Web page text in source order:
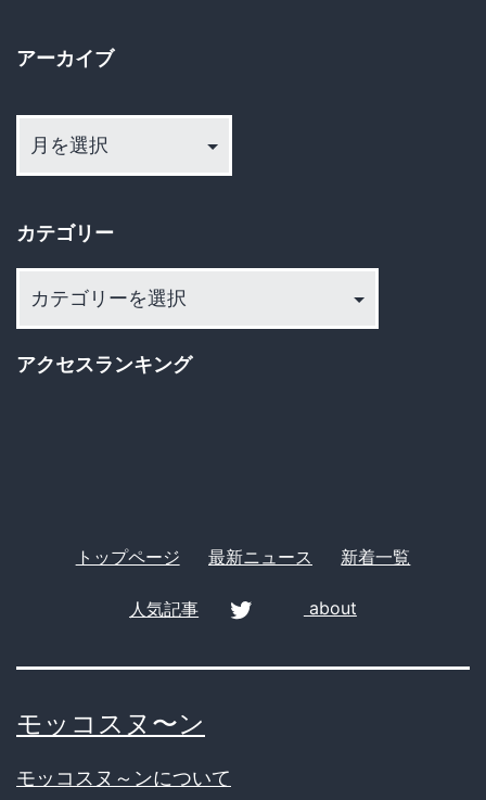
アーカイブ
カ
ブ
カテゴリー
リ
アクセスランキング
トップページ 最新ニュース 新着一覧
人気記事 about
モッコスヌ〜ン
モッコスヌ～ンについて